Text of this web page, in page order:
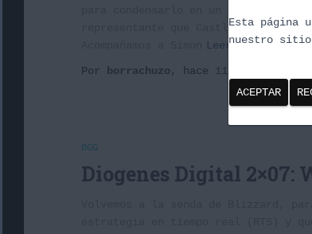
representante que Castlevania para
Leer más
Por
borrachuzo , hace 11 años
BGG
Diogenes Digital 2×07:
Esta página
nuestro
ACEPTAR